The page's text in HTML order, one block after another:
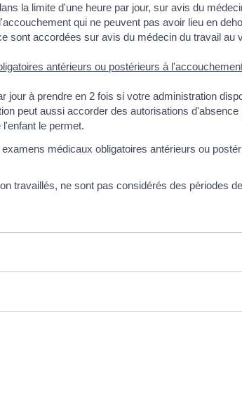
la limite d'une heure par jour, sur avis du
qui ne peuvent pas avoir lieu en
sont accordées sur avis du médecin du travail au
antérieurs ou postérieurs à
jour à prendre en 2 fois si votre administration
peut aussi accorder des autorisations d'absence
le permet.
médicaux obligatoires antérieurs ou
travaillés, ne sont pas considérés des périodes